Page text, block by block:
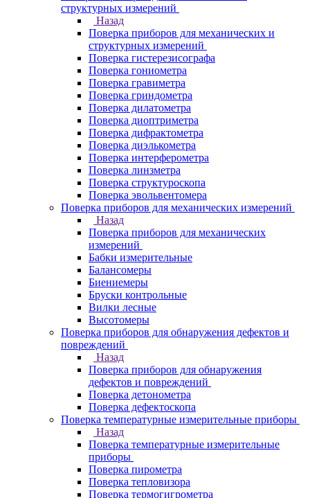
структурных измерений
Назад
Поверка приборов для механических и
структурных измерений
Поверка гистерезисографа
Поверка гониометра
Поверка гравиметра
Поверка гриндометра
Поверка дилатометра
Поверка диоптриметра
Поверка дифрактометра
Поверка диэлькометра
Поверка интерферометра
Поверка линзметра
Поверка структуроскопа
Поверка эвольвентомера
Поверка приборов для механических измерений
Назад
Поверка приборов для механических
измерений
Бабки измерительные
Балансомеры
Биениемеры
Бруски контрольные
Вилки лесные
Высотомеры
Поверка приборов для обнаружения дефектов и
повреждений
Назад
Поверка приборов для обнаружения
дефектов и повреждений
Поверка детонометра
Поверка дефектоскопа
Поверка температурные измерительные приборы
Назад
Поверка температурные измерительные
приборы
Поверка пирометра
Поверка тепловизора
Поверка термогигрометра